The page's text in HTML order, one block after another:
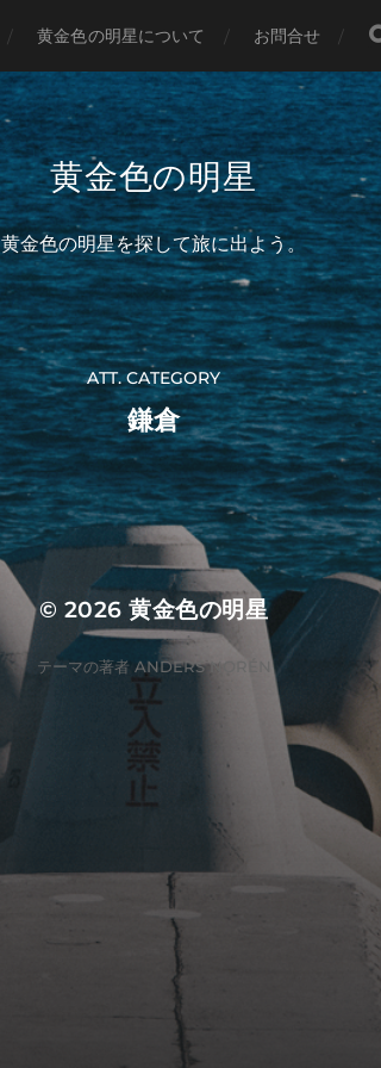
黄金色の明星について お問合せ
黄金色の明星
黄金色の明星を探して旅に出よう。
ATT. CATEGORY
鎌倉
© 2026黄金色の明星
テーマの著者 ANDERS NORÉN